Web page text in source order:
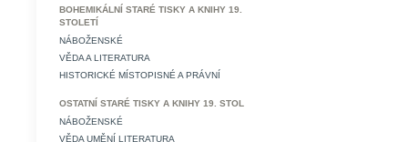
BOHEMIKÁLNÍ STARÉ TISKY A KNIHY 19.
STOLETÍ
NÁBOŽENSKÉ
VĚDA A LITERATURA
HISTORICKÉ MÍSTOPISNÉ A PRÁVNÍ
OSTATNÍ STARÉ TISKY A KNIHY 19. STOL
NÁBOŽENSKÉ
VĚDA UMĚNÍ LITERATURA